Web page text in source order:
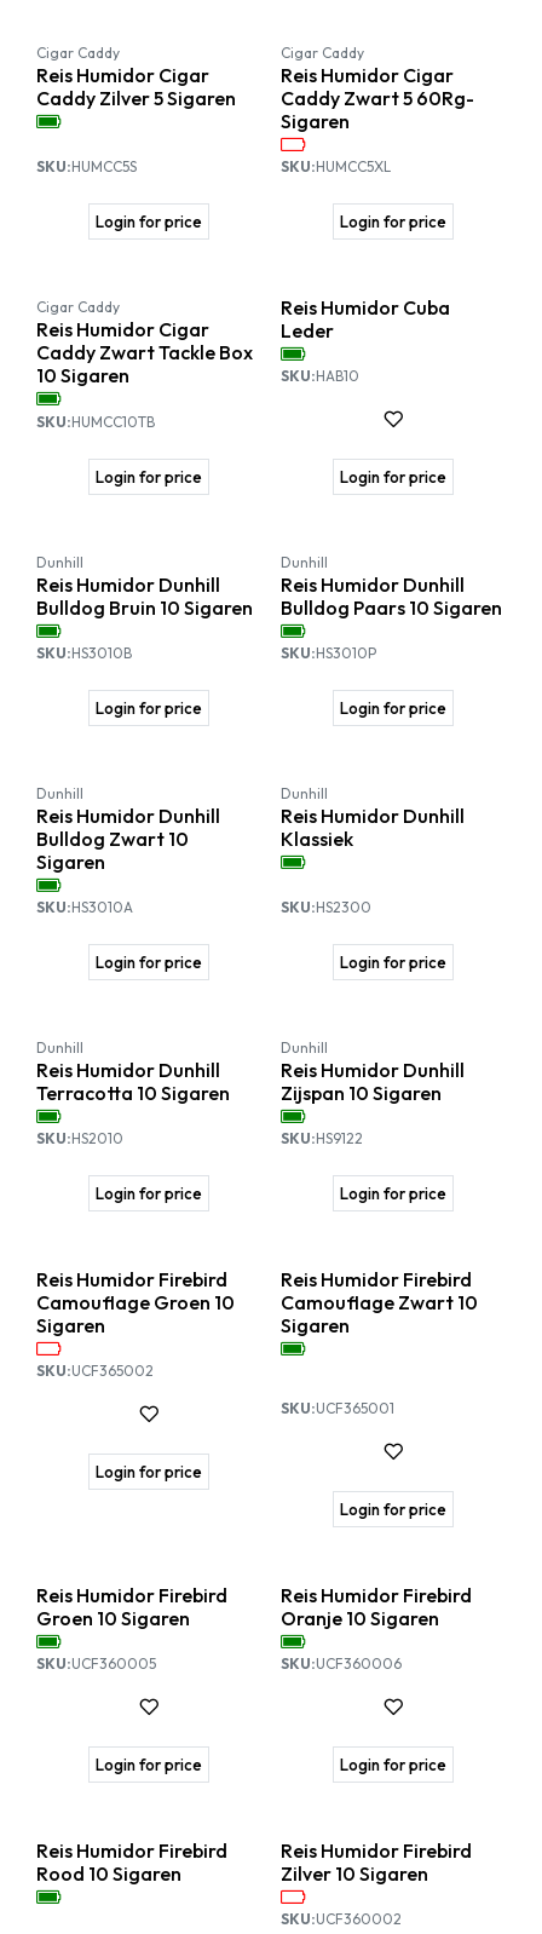
Cigar Caddy
Reis Humidor Cigar
Caddy Zilver 5 Sigaren
SKU:HUMCC5S
Login for price
Cigar Caddy
Reis Humidor Cigar
Caddy Zwart 5 60Rg-
Sigaren
SKU:HUMCC5XL
Login for price
Cigar Caddy
Reis Humidor Cigar
Caddy Zwart Tackle Box
10 Sigaren
SKU:HUMCC10TB
Login for price
Reis Humidor Cuba
Leder
SKU:HAB10
Login for price
Dunhill
Reis Humidor Dunhill
Bulldog Bruin 10 Sigaren
SKU:HS3010B
Login for price
Dunhill
Reis Humidor Dunhill
Bulldog Paars 10 Sigaren
SKU:HS3010P
Login for price
Dunhill
Reis Humidor Dunhill
Bulldog Zwart 10
Sigaren
SKU:HS3010A
Login for price
Dunhill
Reis Humidor Dunhill
Klassiek
SKU:HS2300
Login for price
Dunhill
Reis Humidor Dunhill
Terracotta 10 Sigaren
SKU:HS2010
Login for price
Dunhill
Reis Humidor Dunhill
Zijspan 10 Sigaren
SKU:HS9122
Login for price
Reis Humidor Firebird
Camouflage Groen 10
Sigaren
SKU:UCF365002
Login for price
Reis Humidor Firebird
Camouflage Zwart 10
Sigaren
SKU:UCF365001
Login for price
Reis Humidor Firebird
Groen 10 Sigaren
SKU:UCF360005
Login for price
Reis Humidor Firebird
Oranje 10 Sigaren
SKU:UCF360006
Login for price
Reis Humidor Firebird
Rood 10 Sigaren
Reis Humidor Firebird
Zilver 10 Sigaren
SKU:UCF360002